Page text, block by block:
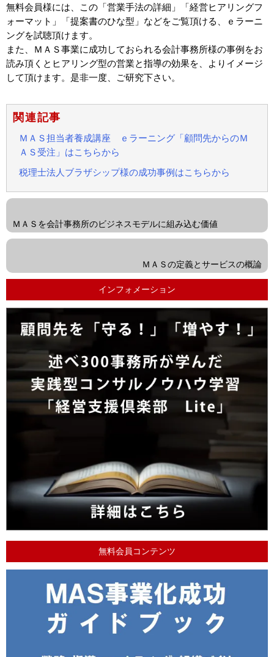
無料会員様には、この「営業手法の詳細」「経営ヒアリングフ
ォーマット」「提案書のひな型」などをご覧頂ける、ｅラーニ
ングを試聴頂けます。
また、ＭＡＳ事業に成功しておられる会計事務所様の事例をお
読み頂くとヒアリング型の営業と指導の効果を、よりイメージ
して頂けます。是非一度、ご研究下さい。
関連記事
ＭＡＳ担当者養成講座 ｅラーニング「顧問先からのＭ
ＡＳ受注」はこちらから
税理士法人ブラザシップ様の成功事例はこちらから
前
の
稿
ＭＡＳを会計事務所のビジネスモデルに組み込む価値
次
の
投
ＭＡＳの定義とサービスの概論
インフォメーション
無料会員コンテンツ